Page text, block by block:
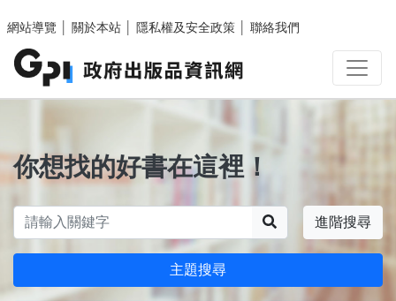
網站導覽
關於本站 隱私權及安全政策 聯絡我們
你想找的好書在這裡！
進階搜尋
主題搜尋